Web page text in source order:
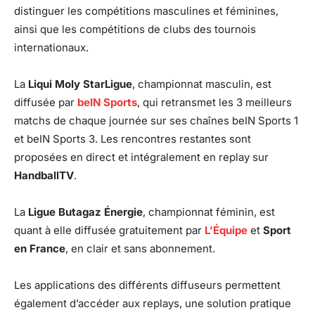
distinguer les compétitions masculines et féminines,
ainsi que les compétitions de clubs des tournois
internationaux.
La Liqui Moly StarLigue, championnat masculin, est
diffusée par beIN Sports, qui retransmet les 3 meilleurs
matchs de chaque journée sur ses chaînes beIN Sports 1
et beIN Sports 3. Les rencontres restantes sont
proposées en direct et intégralement en replay sur
HandballTV.
La Ligue Butagaz Énergie, championnat féminin, est
quant à elle diffusée gratuitement par L’Équipe et Sport
en France, en clair et sans abonnement.
Les applications des différents diffuseurs permettent
également d’accéder aux replays, une solution pratique